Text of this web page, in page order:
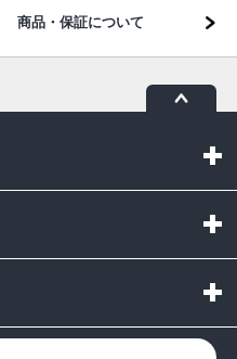
商品・保証について